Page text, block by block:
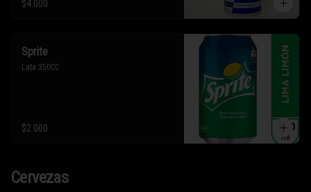
$4.000
Sprite
Lata 350CC
$2.000
Cervezas